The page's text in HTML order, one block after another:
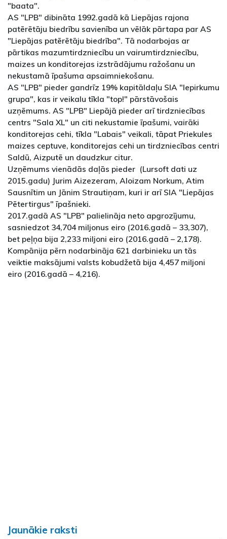
"baata".
AS "LPB" dibināta 1992.gadā kā Liepājas rajona
patērētāju biedrību savienība un vēlāk pārtapa par AS
"Liepājas patērētāju biedrība". Tā nodarbojas ar
pārtikas mazumtirdzniecību un vairumtirdzniecību,
maizes un konditorejas izstrādājumu ražošanu un
nekustamā īpašuma apsaimniekošanu.
AS "LPB" pieder gandrīz 19% kapitāldaļu SIA "Iepirkumu
grupa", kas ir veikalu tīkla "top!" pārstāvošais
uzņēmums. AS "LPB" Liepājā pieder arī tirdzniecības
centrs "Sala XL" un citi nekustamie īpašumi, vairāki
konditorejas cehi, tīkla "Labais" veikali, tāpat Priekules
maizes ceptuve, konditorejas cehi un tirdzniecības centri
Saldū, Aizputē un daudzkur citur.
Uzņēmums vienādās daļās pieder (Lursoft dati uz
2015.gadu) Jurim Aizezeram, Aloizam Norkum, Atim
Sausnītim un Jānim Strautiņam, kuri ir arī SIA "Liepājas
Pētertirgus" īpašnieki.
2017.gadā AS "LPB" palielināja neto apgrozījumu,
sasniedzot 34,704 miljonus eiro (2016.gadā – 33,307),
bet peļņa bija 2,233 miljoni eiro (2016.gadā – 2,178).
Kompānija pērn nodarbināja 621 darbinieku un tās
veiktie maksājumi valsts kobudžetā bija 4,457 miljoni
eiro (2016.gadā – 4,216).
Jaunākie raksti